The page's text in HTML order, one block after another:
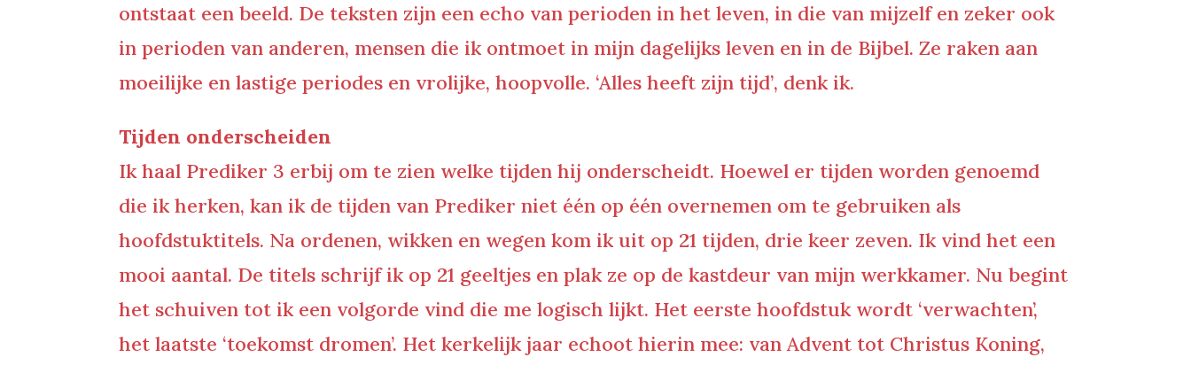
ontstaat een beeld. De teksten zijn een echo van perioden in het leven, in die van mijzelf en zeker ook
in perioden van anderen, mensen die ik ontmoet in mijn dagelijks leven en in de Bijbel. Ze raken aan
moeilijke en lastige periodes en vrolijke, hoopvolle. ‘Alles heeft zijn tijd’, denk ik.
Tijden onderscheiden
Ik haal Prediker 3 erbij om te zien welke tijden hij onderscheidt. Hoewel er tijden worden genoemd
die ik herken, kan ik de tijden van Prediker niet één op één overnemen om te gebruiken als
hoofdstuktitels. Na ordenen, wikken en wegen kom ik uit op 21 tijden, drie keer zeven. Ik vind het een
mooi aantal. De titels schrijf ik op 21 geeltjes en plak ze op de kastdeur van mijn werkkamer. Nu begint
het schuiven tot ik een volgorde vind die me logisch lijkt. Het eerste hoofdstuk wordt ‘verwachten’,
het laatste ‘toekomst dromen’. Het kerkelijk jaar echoot hierin mee: van Advent tot Christus Koning,